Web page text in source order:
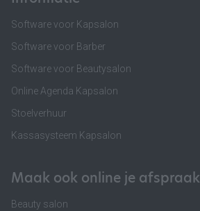
Software voor Kapsalon
Software voor Barber
Software voor Beautysalon
Online Agenda Kapsalon
Stoelverhuur
Kassasysteem Kapsalon
Maak ook online je afspraak
Beauty salon